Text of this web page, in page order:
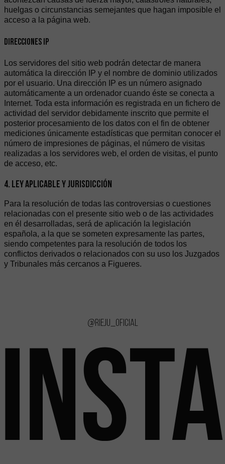
huelgas o circunstancias semejantes que hagan imposible el
acceso a la página web.
Direcciones IP
Los servidores del sitio web podrán detectar de manera
automática la dirección IP y el nombre de dominio utilizados
por el usuario. Una dirección IP es un número asignado
automáticamente a un ordenador cuando éste se conecta a
Internet. Toda esta información es registrada en un fichero de
actividad del servidor debidamente inscrito que permite el
posterior procesamiento de los datos con el fin de obtener
mediciones únicamente estadísticas que permitan conocer el
número de impresiones de páginas, el número de visitas
realizadas a los servidores web, el orden de visitas, el punto
de acceso, etc.
4. LEY APLICABLE Y JURISDICCIÓN
Para la resolución de todas las controversias o cuestiones
relacionadas con el presente sitio web o de las actividades
en él desarrolladas, será de aplicación la legislación
española, a la que se someten expresamente las partes,
siendo competentes para la resolución de todos los
conflictos derivados o relacionados con su uso los Juzgados
y Tribunales más cercanos a Figueres.
@rieju_oficial